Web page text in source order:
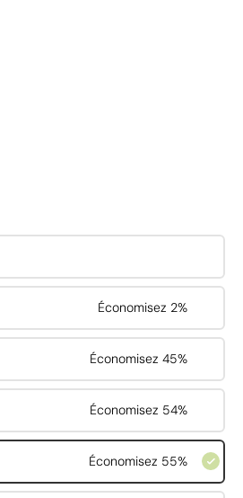
Économisez 2%
Économisez 45%
Économisez 54%
Économisez 55%